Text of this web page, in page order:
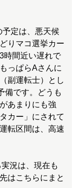
定は、悪天候
りマコ選挙カー
時間近い遅れで
っぱらAさんに
副運転士）とし
備です。どうも
あまりにも強
カー」にされて
転区間は、高速
況は、現在も
はこちらにまと